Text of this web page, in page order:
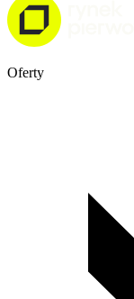
Oferty